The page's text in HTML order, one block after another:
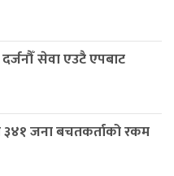
सेवा एउटै एपबाट
३४१ जना बचतकर्ताको रकम